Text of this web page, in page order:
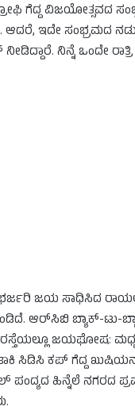
ಗೆದ್ದ ವಿಜಯೋತ್ಸವದ
ಆದರೆ, ಇದೇ ಸಂಭ್ರಮದ
ನಿನ್ನೆ ಒಂದೇ
ಜಯ ಸಾಧಿಸಿದ
ಆರ್‌ಸಿಬಿ ಬ್ಯಾಕ್-ಟು-
ಜಯಘೋಷ:
ಸಿಡಿಸಿ ಕಪ್ ಗೆದ್ದ
ಹಿನ್ನೆಲೆ ನಗರದ